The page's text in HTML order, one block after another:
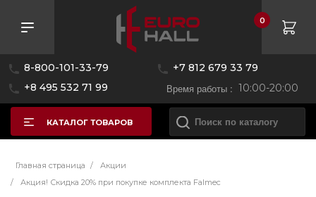
8-800-101-33-79
+7 812 679 33 79
+8 495 532 71 99
Время работы : 10:00-20:00
0
КАТАЛОГ ТОВАРОВ
Главная страница /
Акции
/
Акция! Скидка 20% при покупке комплекта Falmec